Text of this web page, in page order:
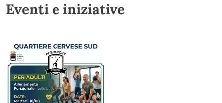
Eventi e iniziative